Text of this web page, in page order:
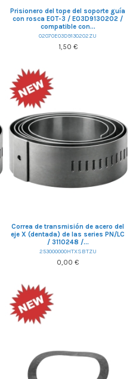
Prisionero del tope del soporte guía
con rosca EOT-3 / E03D9130202 /
compatible con...
02070E03D9130202ZU
1,50 €
Correa de transmisión de acero del
eje X (dentada) de las series PN/LC
/ 3110248 /...
253000000HTXSBTZU
0,00 €